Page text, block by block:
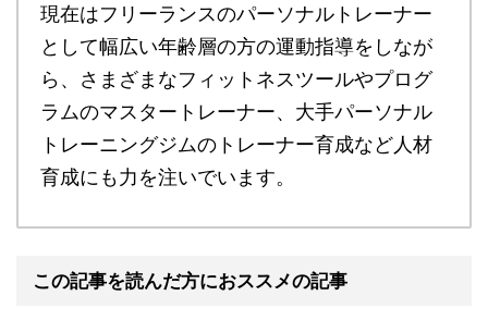
現在はフリーランスのパーソナルトレーナー
として幅広い年齢層の方の運動指導をしなが
ら、さまざまなフィットネスツールやプログ
ラムのマスタートレーナー、大手パーソナル
トレーニングジムのトレーナー育成など人材
育成にも力を注いでいます。
この記事を読んだ方におススメの記事